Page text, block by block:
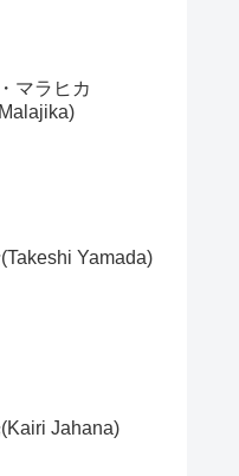
マラヒカ
Yamada)
Jahana)